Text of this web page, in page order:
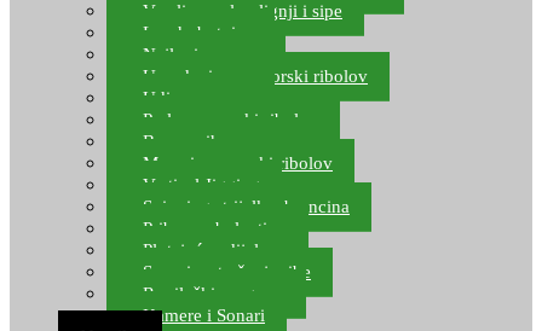
Varalice za lov lignji i sipe
Lov hobotnice
Najloni za more
Upredenice za morski ribolov
Udice za more
Perle za morski ribolov
Brum prihrana za more
Mamci za morski ribolov
Vertical Jigging
Spinning strijelke, brancina
Pribor za bolentino
Plutajuća odijela
Sonari za traženje ribe
Ronilački program
Kamere i Sonari